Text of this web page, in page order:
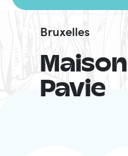
Maison
Pavie
Bruxelles